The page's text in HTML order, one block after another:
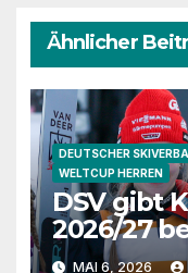
Ähnlicher
DEUTSCHER
WELTCUP HERREN
DSV gibt
2026/27
MAI 6, 2026